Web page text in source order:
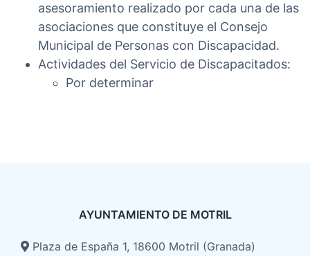
asesoramiento realizado por cada una de las
asociaciones que constituye el Consejo
Municipal de Personas con Discapacidad.
Actividades del Servicio de Discapacitados:
Por determinar
AYUNTAMIENTO DE MOTRIL
Plaza de España 1, 18600 Motril (Granada)​